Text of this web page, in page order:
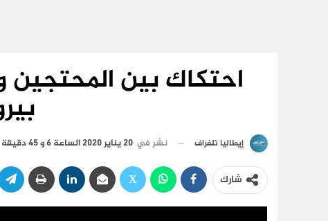
احتكاك بين المحتجين
إيطاليا تلغراف نشر في 20 يناير 2020 الساعة 6 و 45 دقيقة
شارك